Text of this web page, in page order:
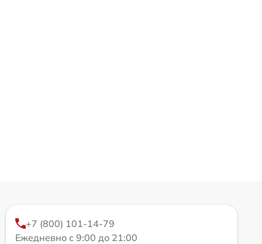
+7 (800) 101-14-79
Ежедневно с 9:00 до 21:00